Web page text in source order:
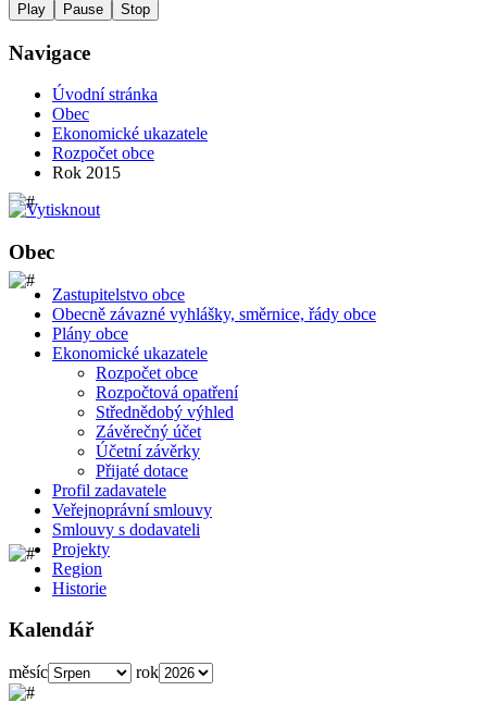
Play Pause Stop
Navigace
Úvodní stránka
Obec
Ekonomické ukazatele
Rozpočet obce
Rok 2015
Obec
Zastupitelstvo obce
Obecně závazné vyhlášky, směrnice, řády obce
Plány obce
Ekonomické ukazatele
Rozpočet obce
Rozpočtová opatření
Střednědobý výhled
Závěrečný účet
Účetní závěrky
Přijaté dotace
Profil zadavatele
Veřejnoprávní smlouvy
Smlouvy s dodavateli
Projekty
Region
Historie
Kalendář
měsíc rok